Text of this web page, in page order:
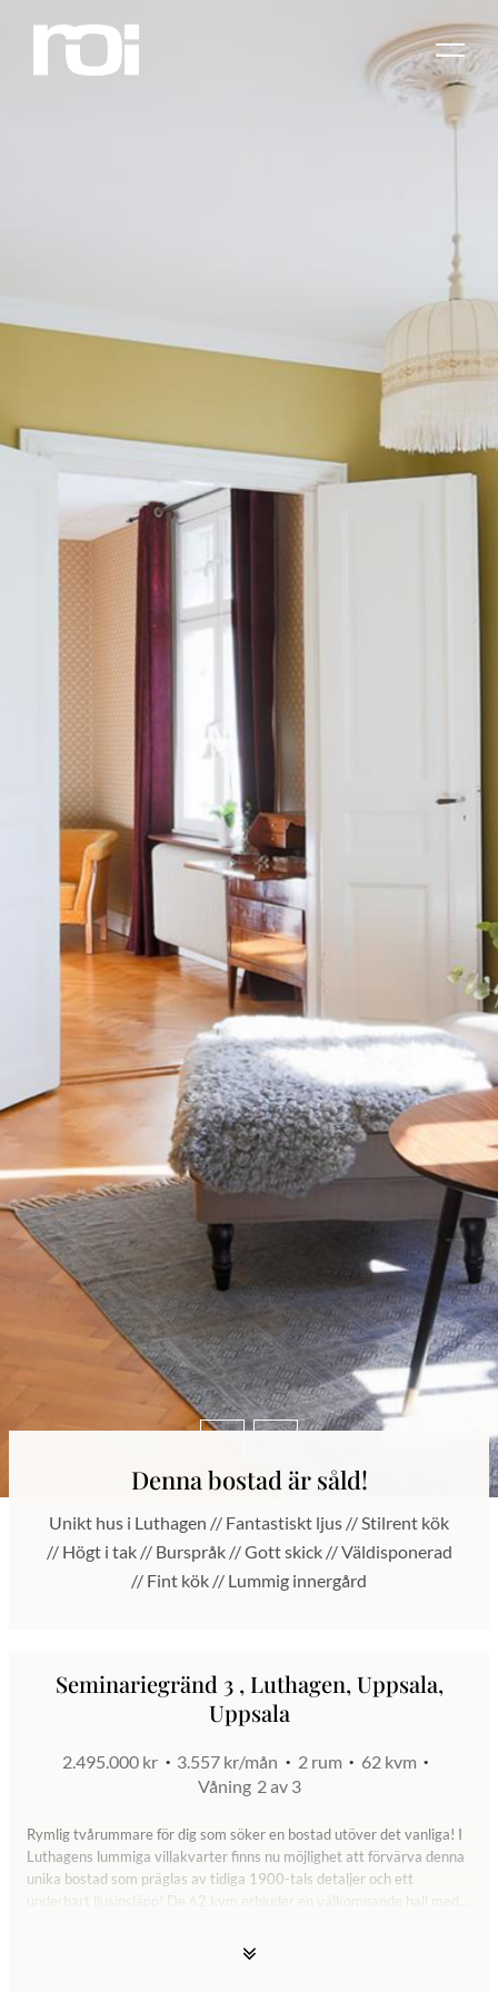
Denna bostad är såld!
Unikt hus i Luthagen // Fantastiskt ljus // Stilrent kök
// Högt i tak // Burspråk // Gott skick // Väldisponerad
// Fint kök // Lummig innergård
Seminariegränd 3 , Luthagen, Uppsala,
Uppsala
2.495.000 kr 3.557 kr/mån 2 rum
62 kvm
Våning 2 av 3
Rymlig tvårummare för dig som söker en bostad utöver det vanliga! I
Luthagens lummiga villakvarter finns nu möjlighet att förvärva denna
unika bostad som präglas av tidiga 1900-tals detaljer och ett
underbart ljusinsläpp! De 62 kvm erbjuder en välkomnande hall med
som präglas av ett rikligt ljusinsläpp från det väl tilltagna burspråket,